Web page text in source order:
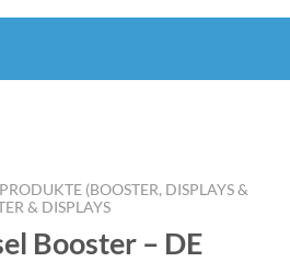
(BOOSTER, DISPLAYS &
& DISPLAYS
Booster – DE